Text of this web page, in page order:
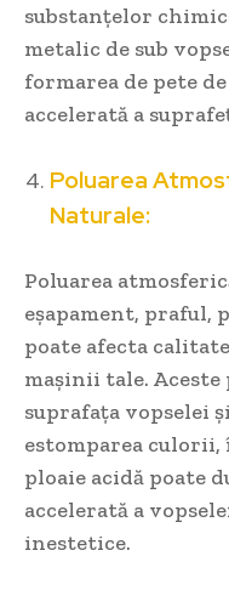
substanțelor
metalic de sub
formarea de pete
accelerată a
Poluarea
Naturale:
Poluarea
eșapament, praful,
poate afecta
mașinii tale.
suprafața vopselei
estomparea culorii,
ploaie acidă poate
accelerată a
inestetice.